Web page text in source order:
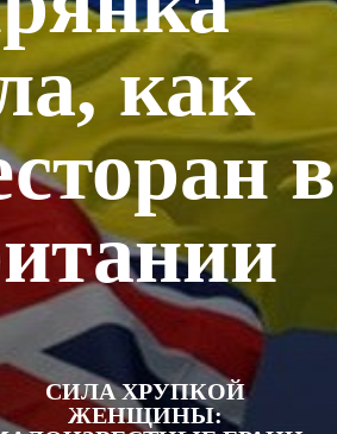
как
в
СИЛА ХРУПКОЙ
ЖЕНЩИНЫ: